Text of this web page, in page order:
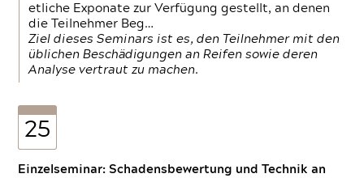
etliche Exponate zur Verfügung gestellt, an denen
die Teilnehmer Beg…
Ziel dieses Seminars ist es, den Teilnehmer mit den
üblichen Beschädigungen an Reifen sowie deren
Analyse vertraut zu machen.
25
Einzelseminar: Schadensbewertung und Technik an